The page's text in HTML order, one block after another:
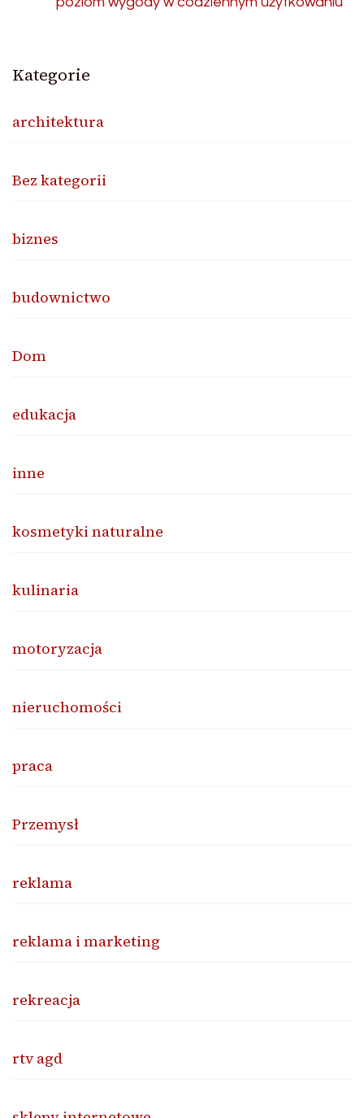
Kategorie
architektura
Bez kategorii
biznes
budownictwo
Dom
edukacja
inne
kosmetyki naturalne
kulinaria
motoryzacja
nieruchomości
praca
Przemysł
reklama
reklama i marketing
rekreacja
rtv agd